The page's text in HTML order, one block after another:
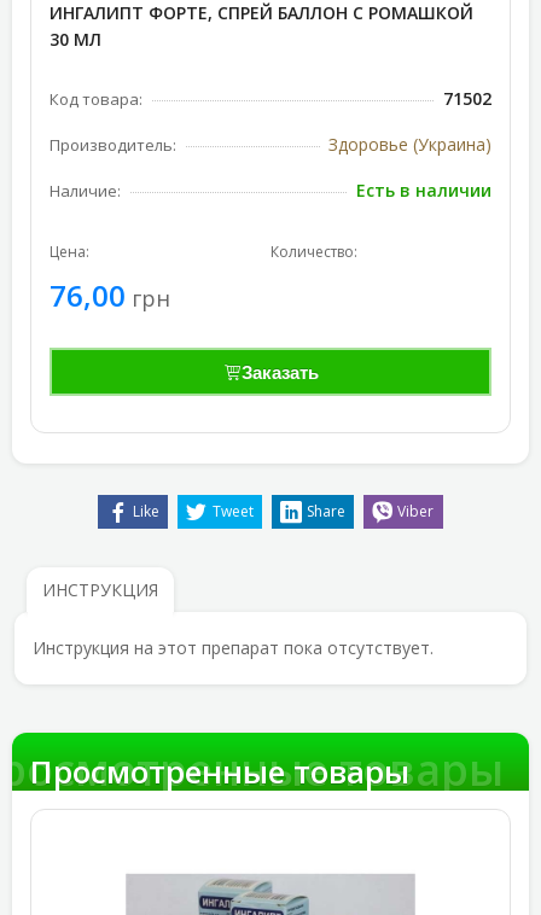
ИНГАЛИПТ ФОРТЕ, СПРЕЙ БАЛЛОН С РОМАШКОЙ
30 МЛ
Код товара: 71502
Производитель: Здоровье (Украина)
Наличие: Есть в наличии
Цена:
76,00 грн
Количество:
Заказать
Like Tweet Share Viber
ИНСТРУКЦИЯ
Инструкция на этот препарат пока отсутствует.
товары
Просмотренные товары